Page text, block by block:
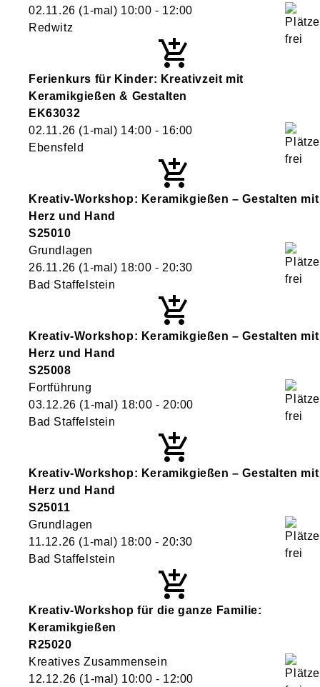
02.11.26 (1-mal) 10:00 - 12:00
Redwitz
Ferienkurs für Kinder: Kreativzeit mit
Keramikgießen & Gestalten
EK63032
02.11.26 (1-mal) 14:00 - 16:00
Ebensfeld
Kreativ-Workshop: Keramikgießen – Gestalten mit
Herz und Hand
S25010
Grundlagen
26.11.26 (1-mal) 18:00 - 20:30
Bad Staffelstein
Kreativ-Workshop: Keramikgießen – Gestalten mit
Herz und Hand
S25008
Fortführung
03.12.26 (1-mal) 18:00 - 20:00
Bad Staffelstein
Kreativ-Workshop: Keramikgießen – Gestalten mit
Herz und Hand
S25011
Grundlagen
11.12.26 (1-mal) 18:00 - 20:30
Bad Staffelstein
Kreativ-Workshop für die ganze Familie:
Keramikgießen
R25020
Kreatives Zusammensein
12.12.26 (1-mal) 10:00 - 12:00